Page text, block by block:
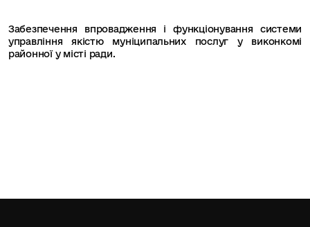
Забезпечення впровадження і функціонування системи
управління якістю муніципальних послуг у виконкомі
районної у місті ради.